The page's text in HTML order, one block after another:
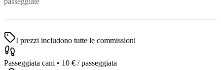
I prezzi includono tutte le commissioni
Passeggiata cani • 10 € / passeggiata